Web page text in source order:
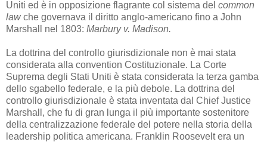
Uniti ed è in opposizione flagrante col sistema del common
lawche governava il diritto anglo-americano fino a John
Marshall nel 1803: Marbury v. Madison.
La dottrina del controllo giurisdizionale non è mai stata
considerata alla convention Costituzionale. La Corte
Suprema degli Stati Uniti è stata considerata la terza gamba
dello sgabello federale, e la più debole. La dottrina del
controllo giurisdizionale è stata inventata dal Chief Justice
Marshall, che fu di gran lunga il più importante sostenitore
della centralizzazione federale del potere nella storia della
leadership politica americana. Franklin Roosevelt era un